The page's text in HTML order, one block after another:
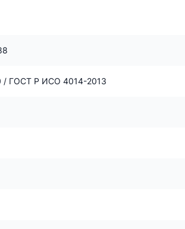
/ ГОСТ Р ИСО 4014-2013